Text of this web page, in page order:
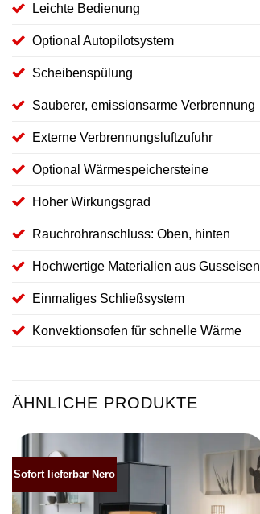
Leichte Bedienung
Optional Autopilotsystem
Scheibenspülung
Sauberer, emissionsarme Verbrennung
Externe Verbrennungsluftzufuhr
Optional Wärmespeichersteine
Hoher Wirkungsgrad
Rauchrohranschluss: Oben, hinten
Hochwertige Materialien aus Gusseisen
Einmaliges Schließsystem
Konvektionsofen für schnelle Wärme
ÄHNLICHE PRODUKTE
Sofort lieferbar Nero
Produkt
merken